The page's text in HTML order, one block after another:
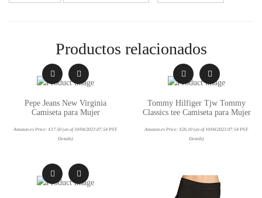
Productos relacionados
Pepe Jeans New Virginia
Camiseta para Mujer
Amazon.es Price: €17.50 (as of 10/04/2023 07:54 PST-
Details)
Tommy Hilfiger Tjw Tommy
Classics tee Camiseta para Mujer
Amazon.es Price: €26.10 (as of 10/04/2023 07:54 PST-
Details)